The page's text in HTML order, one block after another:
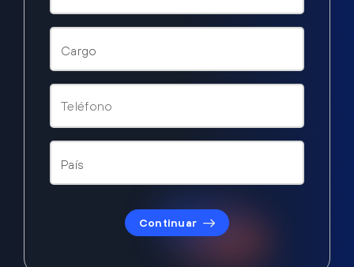
Continuar